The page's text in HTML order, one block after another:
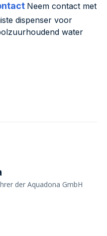
Neem contact met
dispenser voor
water
der Aquadona GmbH